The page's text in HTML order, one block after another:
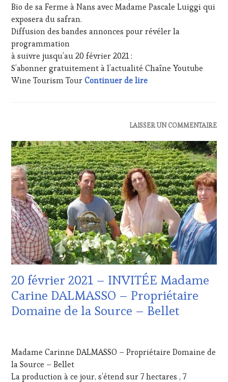
PARTENAIRES
VIN
TOURISME
TERROIR,
RESTAURATEUR,
CHEF,
CUISINIER,
WINE
TASTING
VOUCHER,
WINE
TOURISM
FAME,
WINE
TOURISM
TOUR,
WINETASTINGVOUCHER.COM
Bio de sa Ferme à Nans avec Madame Pascale Luiggi qui
exposera du safran.
Diffusion des bandes annonces pour révéler la
programmation
à suivre jusqu’au 20 février 2021 :
S’abonner gratuitement à l’actualité Chaîne Youtube
Wine Tourism TourContinuer de lire20 février 2021 –
LES
CLÉS
DU
VIN
ET
DE
LA
HAUTE
GASTRONOMIE
FRANÇAISE,
LIVE
STREAMING,
PRODUCTEURS
SALONS
INTERNATIONAUX
VOUCHER ,
WINE
LAISSER UN COMMENTAIRE
20 février 2021 – INVITÉE Madame
Carine DALMASSO – Propriétaire
Domaine de la Source – Bellet
2021
Madame Carinne DALMASSO – Propriétaire Domaine de
la Source – Bellet
La production à ce jour, s’étend sur 7 hectares , 7